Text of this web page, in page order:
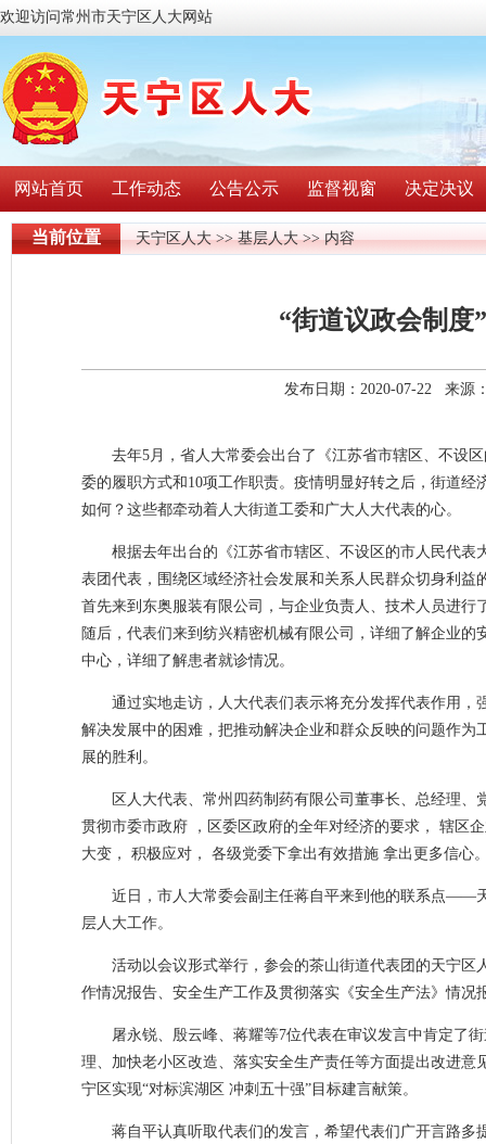
欢迎访问常州市天宁区人大网站
网站首页 工作动态 公告公示 监督视窗 决定决议
当前位置 天宁区人大>>基层人大>> 内容
“街道议政会制度
发布日期：2020-07-22 来源
去年5月，省人大常委会出台了《江苏省市辖区、不设
委的履职方式和10项工作职责。疫情明显好转之后，街道
如何？这些都牵动着人大街道工委和广大人大代表的心。
根据去年出台的《江苏省市辖区、不设区的市人民代
表团代表，围绕区域经济社会发展和关系人民群众切身利
首先来到东奥服装有限公司，与企业负责人、技术人员进
随后，代表们来到纺兴精密机械有限公司，详细了解企业
中心，详细了解患者就诊情况。
通过实地走访，人大代表们表示将充分发挥代表作用
解决发展中的困难，把推动解决企业和群众反映的问题作
展的胜利。
区人大代表、常州四药制药有限公司董事长、总经理
贯彻市委市政府 ，区委区政府的全年对经济的要求， 辖区
大变， 积极应对， 各级党委下拿出有效措施 拿出更多信心
近日，市人大常委会副主任蒋自平来到他的联系点——
层人大工作。
活动以会议形式举行，参会的茶山街道代表团的天宁
作情况报告、安全生产工作及贯彻落实《安全生产法》情况
屠永锐、殷云峰、蒋耀等7位代表在审议发言中肯定了
理、加快老小区改造、落实安全生产责任等方面提出改进
宁区实现“对标滨湖区 冲刺五十强”目标建言献策。
蒋自平认真听取代表们的发言，希望代表们广开言路